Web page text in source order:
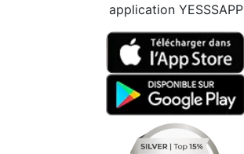
application YESSSAPP